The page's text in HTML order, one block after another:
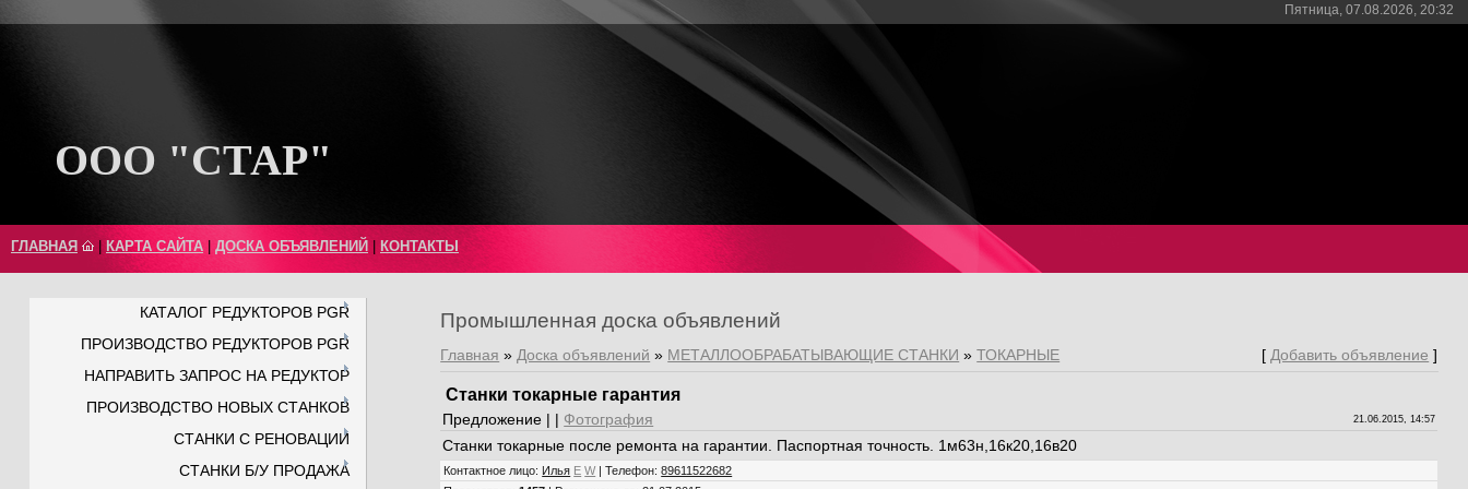
Пятница, 07.08.2026, 20:32
ООО "СТАР"
ГЛАВНАЯ КАРТА САЙТА ДОСКА ОБЪЯВЛЕНИЙ КОНТАКТЫ
КАТАЛОГ РЕДУКТОРОВ PGR
ПРОИЗВОДСТВО РЕДУКТОРОВ PGR
НАПРАВИТЬ ЗАПРОС НА РЕДУКТОР
ПРОИЗВОДСТВО НОВЫХ СТАНКОВ
СТАНКИ С РЕНОВАЦИИ
СТАНКИ Б/У ПРОДАЖА
Промышленная доска объявлений
Главная » Доска объявлений » МЕТАЛЛООБРАБАТЫВАЮЩИЕ СТАНКИ »ТОКАРНЫЕ [ Добавить объявление ]
Станки токарные гарантия
Предложение | | Фотография 21.06.2015, 14:57
Станки токарные после ремонта на гарантии. Паспортная точность. 1м63н,16к20,16в20
Контактное лицо: Илья E W|Телефон:89611522682